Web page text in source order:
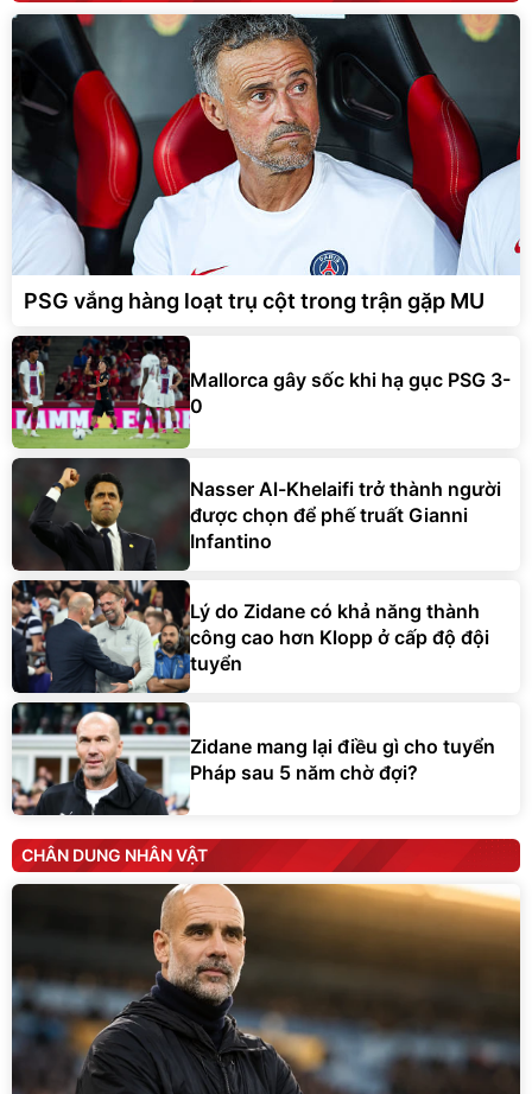
PSG vắng hàng loạt trụ cột trong trận gặp MU
Mallorca gây sốc khi hạ gục PSG 3-
0
Nasser Al-Khelaifi trở thành người
được chọn để phế truất Gianni
Infantino
Lý do Zidane có khả năng thành
công cao hơn Klopp ở cấp độ đội
tuyển
Zidane mang lại điều gì cho tuyển
Pháp sau 5 năm chờ đợi?
CHÂN DUNG NHÂN VẬT